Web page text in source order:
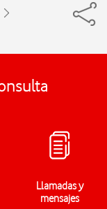
Llamadas y
mensajes